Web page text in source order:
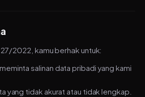
2022, kamu berhak untuk:
salinan data pribadi yang kami
yang tidak akurat atau tidak lengkap.